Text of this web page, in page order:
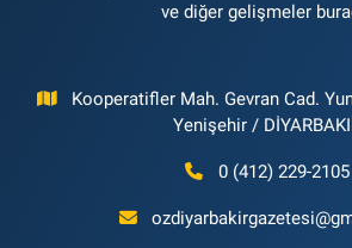
ve diğer gelişmeler
Kooperatifler Mah. Gevran Cad.
Yenişehir /
0 (412) 229-2105